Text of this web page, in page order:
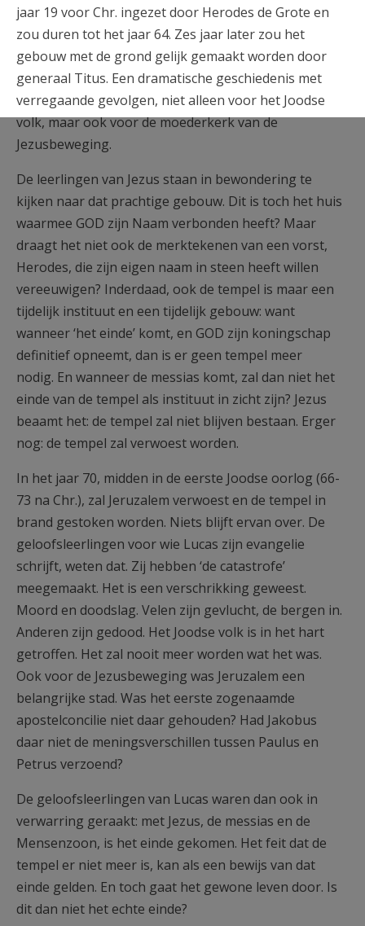
jaar 19 voor Chr. ingezet door Herodes de Grote en
zou duren tot het jaar 64. Zes jaar later zou het
gebouw met de grond gelijk gemaakt worden door
generaal Titus. Een dramatische geschiedenis met
verregaande gevolgen, niet alleen voor het Joodse
volk, maar ook voor de moederkerk van de
Jezusbeweging.
De leerlingen van Jezus staan in bewondering te
kijken naar dat prachtige gebouw. Dit is toch het huis
waarmee GOD zijn Naam verbonden heeft? Maar
draagt het niet ook de merktekenen van een vorst,
Herodes, die zijn eigen naam in steen heeft willen
vereeuwigen? Inderdaad, ook de tempel is maar een
tijdelijk instituut en een tijdelijk gebouw: want
wanneer ‘het einde’ komt, en GOD zijn koningschap
definitief opneemt, dan is er geen tempel meer
nodig. En wanneer de messias komt, zal dan niet het
einde van de tempel als instituut in zicht zijn? Jezus
beaamt het: de tempel zal niet blijven bestaan. Erger
nog: de tempel zal verwoest worden.
In het jaar 70, midden in de eerste Joodse oorlog (66-
73 na Chr.), zal Jeruzalem verwoest en de tempel in
brand gestoken worden. Niets blijft ervan over. De
geloofsleerlingen voor wie Lucas zijn evangelie
schrijft, weten dat. Zij hebben ‘de catastrofe’
meegemaakt. Het is een verschrikking geweest.
Moord en doodslag. Velen zijn gevlucht, de bergen in.
Anderen zijn gedood. Het Joodse volk is in het hart
getroffen. Het zal nooit meer worden wat het was.
Ook voor de Jezusbeweging was Jeruzalem een
belangrijke stad. Was het eerste zogenaamde
apostelconcilie niet daar gehouden? Had Jakobus
daar niet de meningsverschillen tussen Paulus en
Petrus verzoend?
De geloofsleerlingen van Lucas waren dan ook in
verwarring geraakt: met Jezus, de messias en de
Mensenzoon, is het einde gekomen. Het feit dat de
tempel er niet meer is, kan als een bewijs van dat
einde gelden. En toch gaat het gewone leven door. Is
dit dan niet het echte einde?